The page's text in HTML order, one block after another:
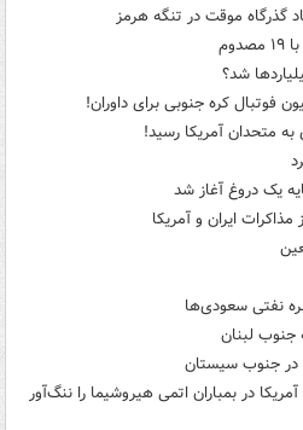
گذرگاه موقت در تنگه هرمز
شد؟
فوتبال کره جنوبی برای داوران!
متحدان آمریکا رسید!
یک دروغ آغاز شد
ایران و آمریکا
نفتی سعودی‌ها
جنوب لبنان
در جنوب سیستان
در بمباران اتمی هیروشیما را ننگ‌آور